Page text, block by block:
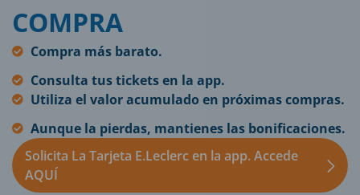
COMPRA
Compra más barato.
Consulta tus tickets en la app.
Utiliza el valor acumulado en próximas compras.
Aunque la pierdas, mantienes las bonificaciones.
Solicita La Tarjeta E.Leclerc en la app. Accede
AQUÍ